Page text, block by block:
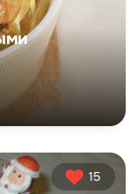
15